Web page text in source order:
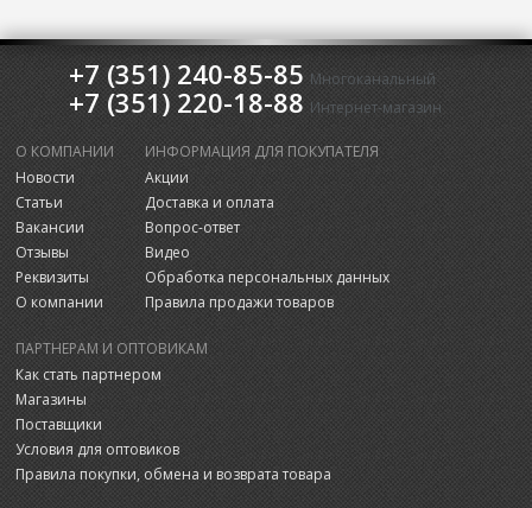
+7 (351) 240-85-85 Многоканальный
+7 (351) 220-18-88 Интернет-магазин
О КОМПАНИИ
Новости
Статьи
Вакансии
Отзывы
Реквизиты
О компании
ИНФОРМАЦИЯ ДЛЯ ПОКУПАТЕЛЯ
Акции
Доставка и оплата
Вопрос-ответ
Видео
Обработка персональных данных
Правила продажи товаров
ПАРТНЕРАМ И ОПТОВИКАМ
Как стать партнером
Магазины
Поставщики
Условия для оптовиков
Правила покупки, обмена и возврата товара